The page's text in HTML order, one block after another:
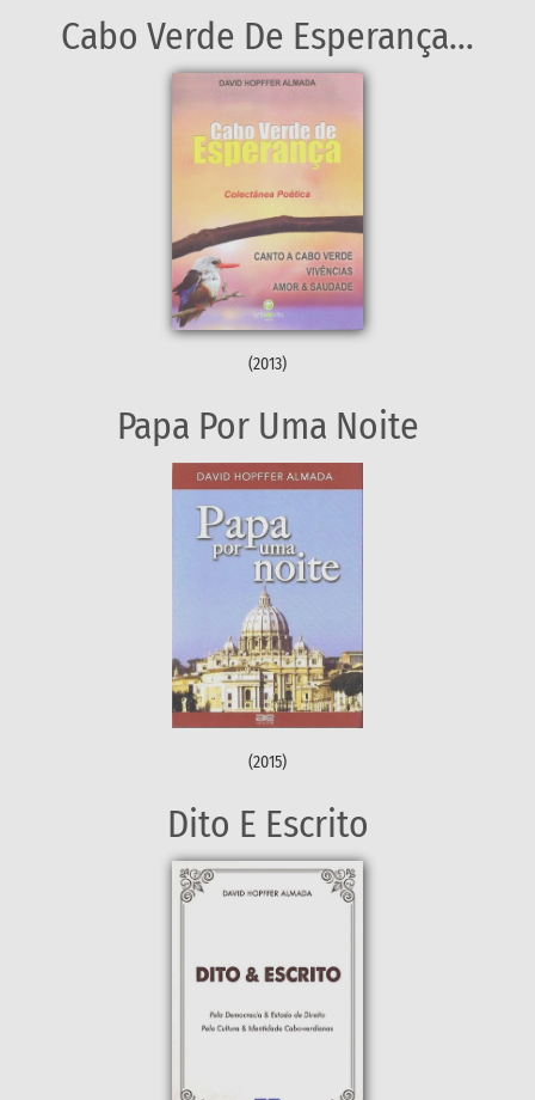
Cabo Verde De Esperança...
(2013)
Papa Por Uma Noite
(2015)
Dito E Escrito